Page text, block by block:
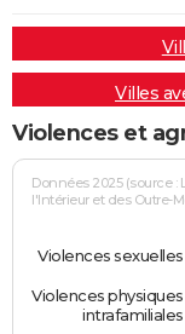
Villes
Violences et
Données 2025 (source
l'Intérieur et des Outre-
Violences sexuelles
Violences physiques
intrafamiliales